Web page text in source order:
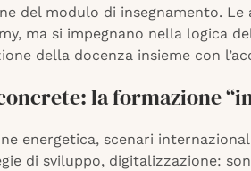
del modulo di insegnamento. Le
ma si impegnano nella logica
della docenza insieme con
la formazione
energetica, scenari
di sviluppo, digitalizzazione: